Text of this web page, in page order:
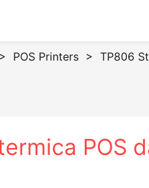
POS Printers > TP806
POS